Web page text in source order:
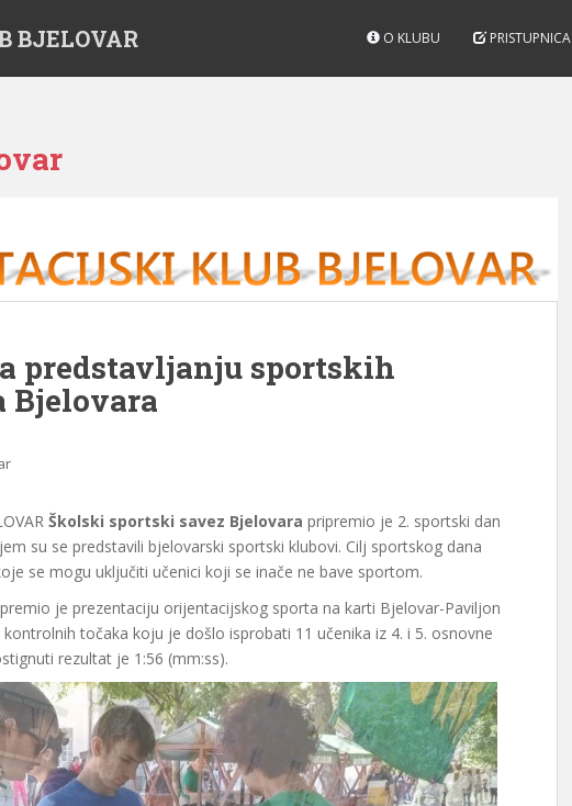
BJELOVAR O KLUBU PRISTUPNICA
predstavljanju sportskih
Bjelovara
Školski sportski savez Bjelovara pripremio je 2. sportski dan
su se predstavili bjelovarski sportski klubovi. Cilj sportskog dana
se mogu uključiti učenici koji se inače ne bave sportom.
je prezentaciju orijentacijskog sporta na karti Bjelovar-Paviljon
točaka koju je došlo isprobati 11 učenika iz 4. i 5. osnovne
rezultat je 1:56 (mm:ss).